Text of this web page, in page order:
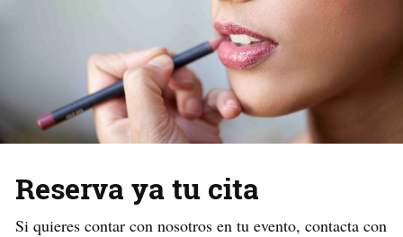
Reserva ya tu cita
Si quieres contar con nosotros en tu evento, contacta con